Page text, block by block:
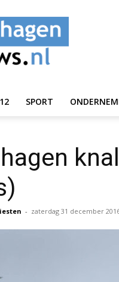
SPORT
- zaterdag 31 december